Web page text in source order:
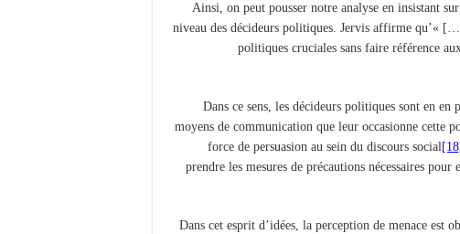
Ainsi, on peut pousser notre analyse en insistant
niveau des décideurs politiques. Jervis affirme qu’«
politiques cruciales sans faire référence
Dans ce sens, les décideurs politiques sont en
moyens de communication que leur occasionne cette
force de persuasion au sein du discours social
prendre les mesures de précautions nécessaires
Dans cet esprit d’idées, la perception de menace est